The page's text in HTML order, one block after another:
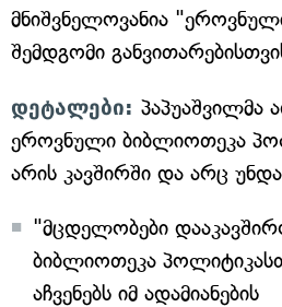
მნიშვნელოვანია
შემდგომი
დეტალები: პაპუაშვილმა
ეროვნული ბიბლიოთეკა
არის კავშირში და არც
"მცდელობები
ბიბლიოთეკა
აჩვენებს იმ ადამიანების